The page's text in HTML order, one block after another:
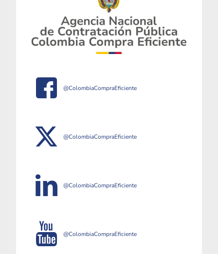
@ColombiaCompraEficiente
@ColombiaCompraEficiente
@ColombiaCompraEficiente
@ColombiaCompraEficiente